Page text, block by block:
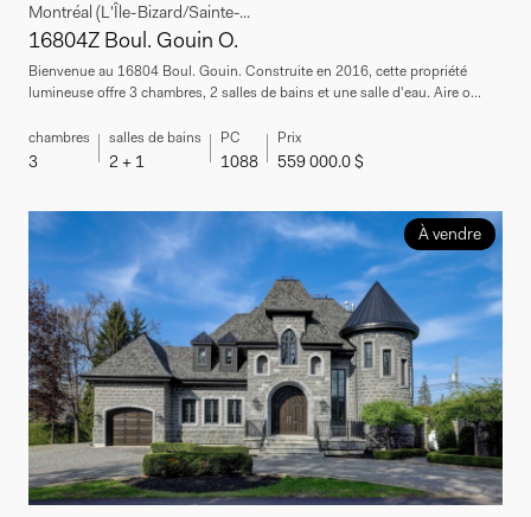
Montréal (L'Île-Bizard/Sainte-...
16804Z Boul. Gouin O.
Bienvenue au 16804 Boul. Gouin. Construite en 2016, cette propriété
lumineuse offre 3 chambres, 2 salles de bains et une salle d'eau. Aire o...
chambres
3
salles de bains
2 + 1
PC
1088
Prix
559 000.0 $
À vendre